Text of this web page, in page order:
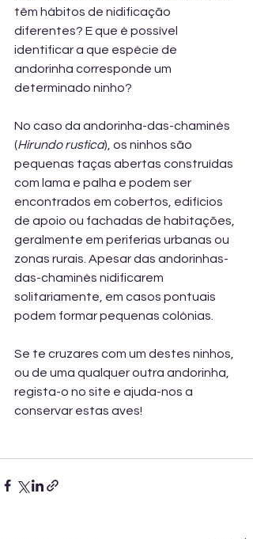
têm hábitos de nidificação
diferentes? E que é possível
identificar a que espécie de
andorinha corresponde um
determinado ninho?
No caso da andorinha-das-chaminés
(Hirundo rustica), os ninhos são
pequenas taças abertas construídas
com lama e palha e podem ser
encontrados em cobertos, edifícios
de apoio ou fachadas de habitações,
geralmente em periferias urbanas ou
zonas rurais. Apesar das andorinhas-
das-chaminés nidificarem
solitariamente, em casos pontuais
podem formar pequenas colónias.
Se te cruzares com um destes ninhos,
ou de uma qualquer outra andorinha,
regista-o no site e ajuda-nos a
conservar estas aves!